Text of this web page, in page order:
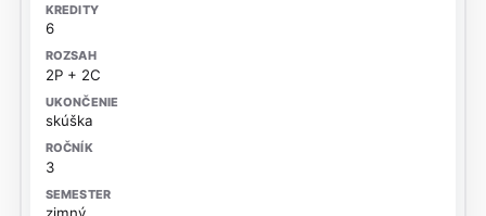
6
2P + 2C
skúška
3